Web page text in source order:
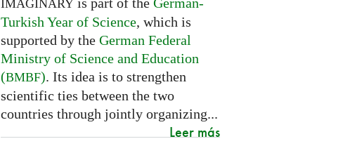
IMAGINARY
Turkish Year of Science, which is
supported by the German Federal
Ministry of Science and Education
(BMBF). Its idea is to strengthen
scientific ties between the two
countries through jointly organizing...
Leer más